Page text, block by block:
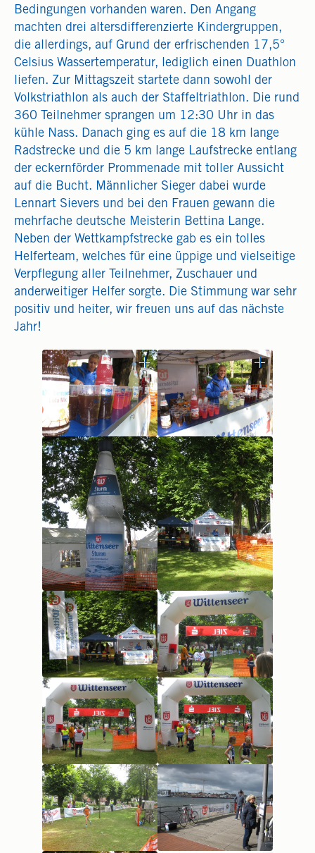
Bedingungen vorhanden waren. Den Angang
machten drei altersdifferenzierte Kindergruppen,
die allerdings, auf Grund der erfrischenden 17,5°
Celsius Wassertemperatur, lediglich einen Duathlon
liefen. Zur Mittagszeit startete dann sowohl der
Volkstriathlon als auch der Staffeltriathlon. Die rund
360 Teilnehmer sprangen um 12:30 Uhr in das
kühle Nass. Danach ging es auf die 18 km lange
Radstrecke und die 5 km lange Laufstrecke entlang
der eckernförder Prommenade mit toller Aussicht
auf die Bucht. Männlicher Sieger dabei wurde
Lennart Sievers und bei den Frauen gewann die
mehrfache deutsche Meisterin Bettina Lange.
Neben der Wettkampfstrecke gab es ein tolles
Helferteam, welches für eine üppige und vielseitige
Verpflegung aller Teilnehmer, Zuschauer und
anderweitiger Helfer sorgte. Die Stimmung war sehr
positiv und heiter, wir freuen uns auf das nächste
Jahr!